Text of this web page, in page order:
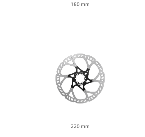
160 mm
220 mm